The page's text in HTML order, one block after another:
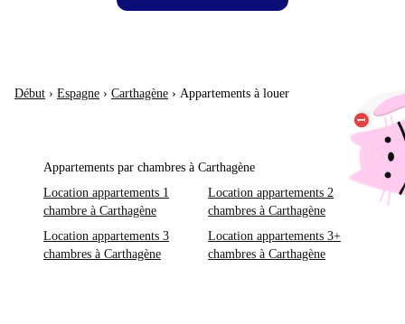
Début › Espagne › Carthagène › Appartements à louer
Appartements par chambres à Carthagène
Location appartements 1
chambre à Carthagène
Location appartements 2
chambres à Carthagène
Location appartements 3
chambres à Carthagène
Location appartements 3+
chambres à Carthagène